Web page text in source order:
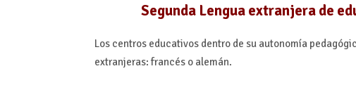
Segunda Lengua extranjera de
Los centros educativos dentro de su autonomía
extranjeras: francés o alemán.